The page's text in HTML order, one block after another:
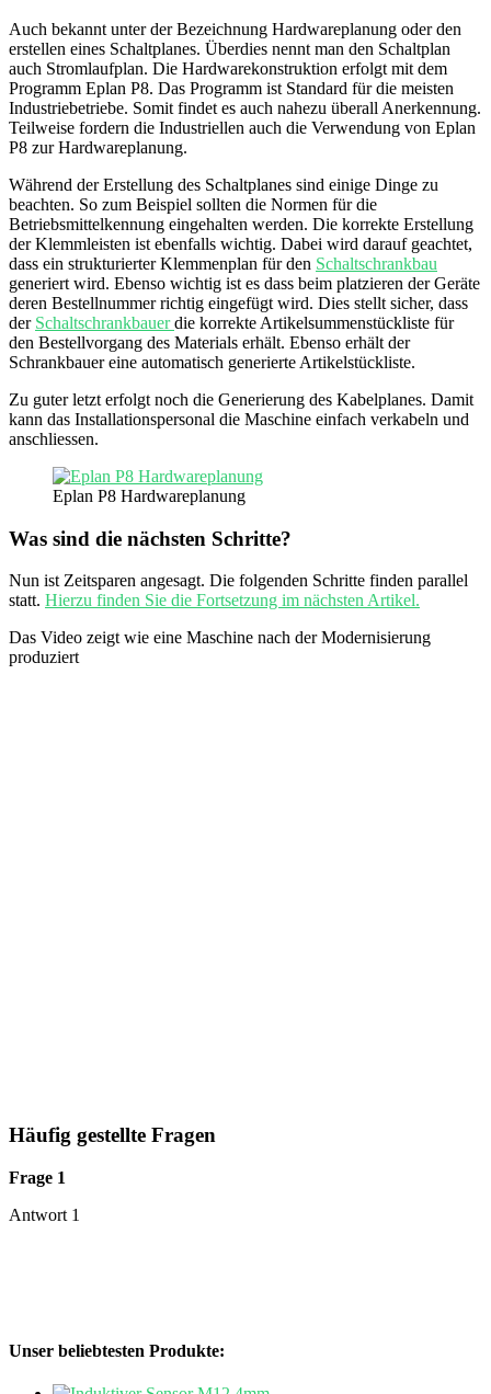
Auch bekannt unter der Bezeichnung Hardwareplanung oder den
erstellen eines Schaltplanes. Überdies nennt man den Schaltplan
auch Stromlaufplan. Die Hardwarekonstruktion erfolgt mit dem
Programm Eplan P8. Das Programm ist Standard für die meisten
Industriebetriebe. Somit findet es auch nahezu überall Anerkennung.
Teilweise fordern die Industriellen auch die Verwendung von Eplan
P8 zur Hardwareplanung.
Während der Erstellung des Schaltplanes sind einige Dinge zu
beachten. So zum Beispiel sollten die Normen für die
Betriebsmittelkennung eingehalten werden. Die korrekte Erstellung
der Klemmleisten ist ebenfalls wichtig. Dabei wird darauf geachtet,
dass ein strukturierter Klemmenplan für den Schaltschrankbau
generiert wird. Ebenso wichtig ist es dass beim platzieren der Geräte
deren Bestellnummer richtig eingefügt wird. Dies stellt sicher, dass
der Schaltschrankbauerdie korrekte Artikelsummenstückliste für
den Bestellvorgang des Materials erhält. Ebenso erhält der
Schrankbauer eine automatisch generierte Artikelstückliste.
Zu guter letzt erfolgt noch die Generierung des Kabelplanes. Damit
kann das Installationspersonal die Maschine einfach verkabeln und
anschliessen.
Eplan P8 Hardwareplanung
Was sind die nächsten Schritte?
Nun ist Zeitsparen angesagt. Die folgenden Schritte finden parallel
statt. Hierzu finden Sie die Fortsetzung im nächsten Artikel.
Das Video zeigt wie eine Maschine nach der Modernisierung
produziert
Häufig gestellte Fragen
Frage 1
Antwort 1
Unser beliebtesten Produkte: